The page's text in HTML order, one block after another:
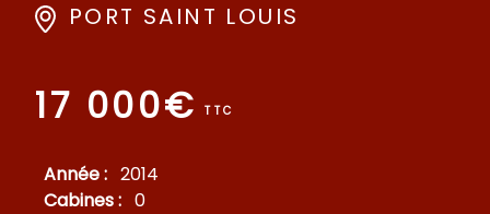
PORT SAINT LOUIS
17 000€ TTC
Année : 2014
Cabines : 0